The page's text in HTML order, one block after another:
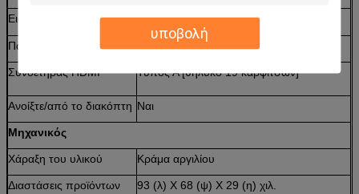
υποβολή
Εισαγωγή HDMI Χ 1, ΣΥΝΕΧΉΣ λιμένας Χ 1
Παραγωγή SDI Χ 2
Συνδετήρας HDMI Τύπος Α [θηλυκό 19 καρφιτσών]
Ανοίξτε/από το διακόπτη Ναι
Μηχανικός
Χάραξη του υλικού Κράμα αργιλίου
Διαστάσεις προϊόντων 93 (λ) Χ 68 (ψ) Χ 29 (η) χιλ.